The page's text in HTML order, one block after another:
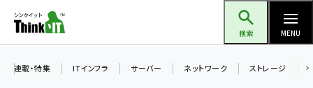
ン
検索 MENU
連載・特集 ITインフラ サーバー ネットワーク ストレージ